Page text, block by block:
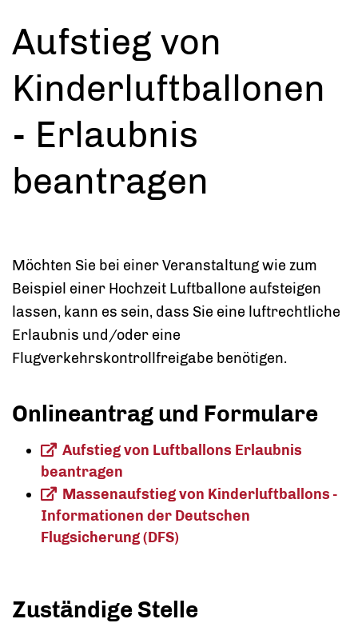
Aufstieg von
Kinderluftballonen
- Erlaubnis
beantragen
Möchten Sie bei einer Veranstaltung wie zum
Beispiel einer Hochzeit Luftballone aufsteigen
lassen, kann es sein, dass Sie eine luftrechtliche
Erlaubnis und/oder eine
Flugverkehrskontrollfreigabe benötigen.
Onlineantrag und Formulare
Aufstieg von Luftballons Erlaubnis
beantragen
Massenaufstieg von Kinderluftballons -
Informationen der Deutschen
Flugsicherung (DFS)
Zuständige Stelle